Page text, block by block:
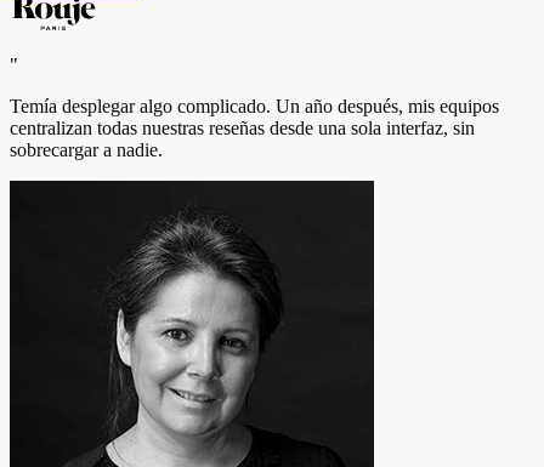
"
Temía desplegar algo complicado. Un año después, mis equipos
centralizan todas nuestras reseñas desde una sola interfaz, sin
sobrecargar a nadie.